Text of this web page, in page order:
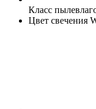
Класс
Цвет свечения